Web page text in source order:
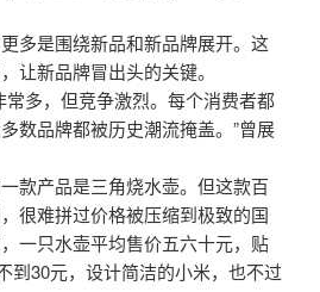
多是围绕新品和新品牌展开。这
让新品牌冒出头的关键。
常多，但竞争激烈。每个消费者都
数品牌都被历史潮流掩盖。”曾展
款产品是三角烧水壶。但这款百
很难拼过价格被压缩到极致的国
一只水壶平均售价五六十元，贴
到30元，设计简洁的小米，也不过